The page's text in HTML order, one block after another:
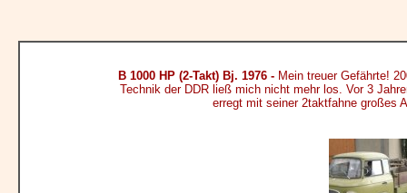
B 1000 HP (2-Takt) Bj. 1976 - Mein treuer Gefährte!
Technik der DDR ließ mich nicht mehr los. Vor 3
erregt mit seiner 2taktfahne großes